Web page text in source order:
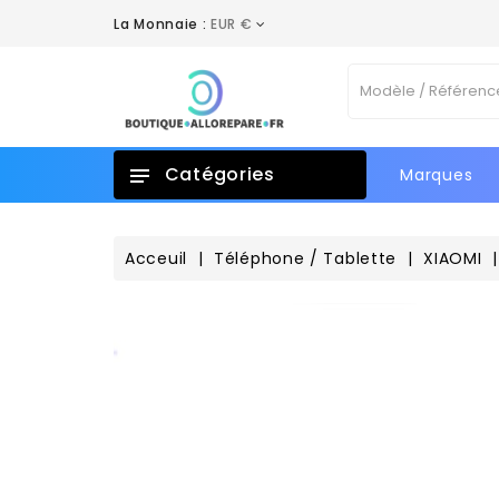
La Monnaie : EUR €
Catégories Marques
Acceuil Téléphone / Tablette XIAOMI